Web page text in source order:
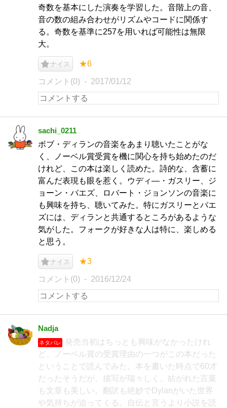
奇数を基本にした演奏を学習した。音階上の音、
音の数の組み合わせがリズムやコードに関係す
る。奇数を基準に257を用いれば可能性は無限
大。
ナイス ★6
コメント(0) 2017/01/12
sachi_0211
ボブ・ディランの音楽をあまり聴いたことがな
く、ノーベル賞受賞を機に関心を持ち始めたのだ
けれど、この本は楽しく読めた。詩的な、含蓄に
富んだ表現も眼を惹く。ウディ―・ガスリー、ジ
ョーン・バエズ、ロバート・ジョンソンの音楽に
も興味を持ち、聴いてみた。特にガスリーとバエ
ズには、ディランと共通するところがあるような
気がした。フォークが好きな人は特に、楽しめる
と思う。
ナイス ★3
コメント(0) 2016/12/24
Nadja
ネタバレ
発売当初はちっとも興味がなかったけれ
ど、ノーベル賞の受賞理由の一つがこの本だった
ということで読んでみた。本を書いた時点で60才
だったそうだが、描写が瑞々しく、紡がれた言葉
も文章も美しい。翻訳も絶妙でDylanがいた世界
や気持ちが迫ってくる。自伝と言うより小説を読